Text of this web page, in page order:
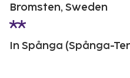
Bromsten, Sweden
In Spånga (Spånga-